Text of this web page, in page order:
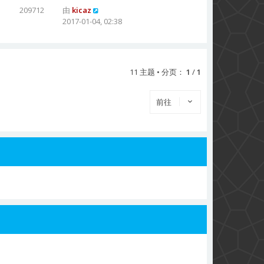
209712 由 kicaz
2017-01-04, 02:38
11 主题 • 分页： 1 /1
前往